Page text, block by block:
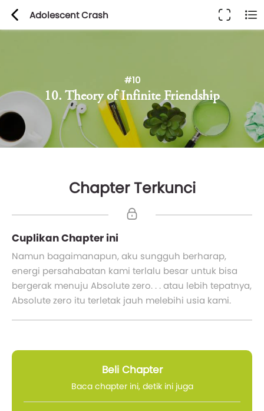
Adolescent Crash
#10
10. Theory of Infinite Friendship
Chapter Terkunci
Cuplikan Chapter ini
Namun bagaimanapun, aku sungguh berharap,
energi persahabatan kami terlalu besar untuk bisa
bergerak menuju Absolute zero. . . atau lebih tepatnya,
Absolute zero itu terletak jauh melebihi usia kami.
Beli Chapter
Baca chapter ini, detik ini juga